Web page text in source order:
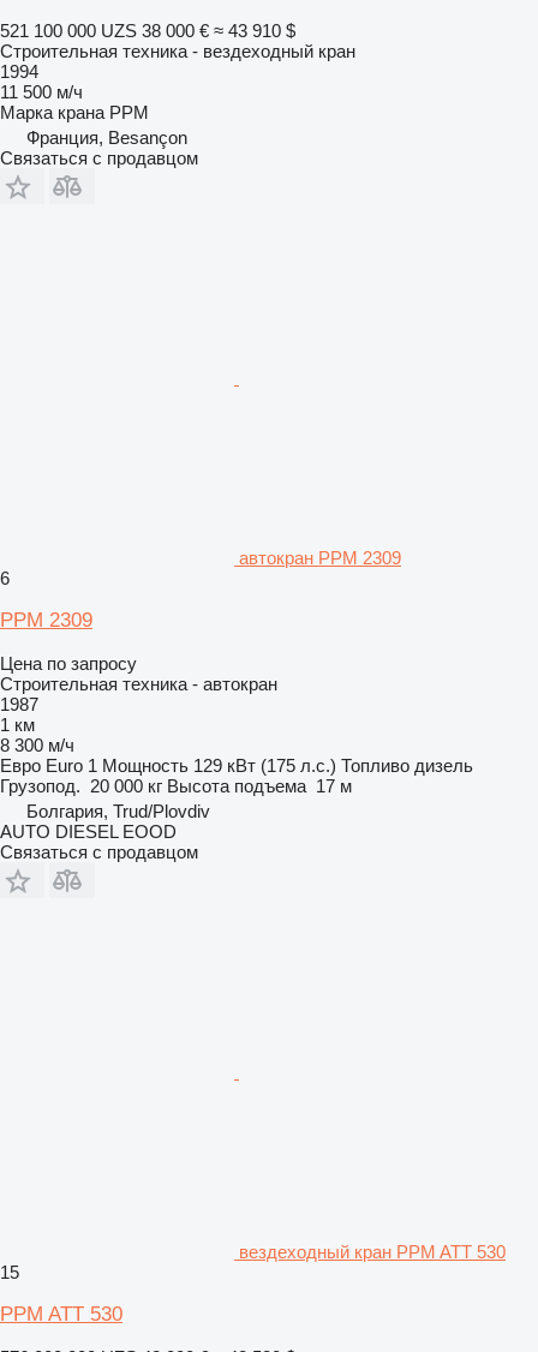
521 100 000 UZS 38 000 € ≈ 43 910 $
Строительная техника - вездеходный кран
1994
11 500 м/ч
Марка крана PPM
Франция, Besançon
Связаться с продавцом
автокран PPM 2309
6
PPM 2309
Цена по запросу
Строительная техника - автокран
1987
1 км
8 300 м/ч
Евро Euro 1 Мощность 129 кВт (175 л.с.) Топливо дизель
Грузопод. 20 000 кг Высота подъема 17 м
Болгария, Trud/Plovdiv
AUTO DIESEL EOOD
Связаться с продавцом
вездеходный кран PPM ATT 530
15
PPM ATT 530